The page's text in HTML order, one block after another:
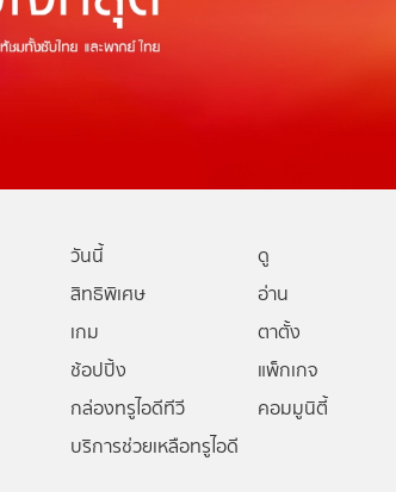
วันนี้
ดู
สิทธิพิเศษ
อ่าน
เกม
ตาตั้ง
ช้อปปิ้ง
แพ็กเกจ
กล่องทรูไอดีทีวี
คอมมูนิตี้
บริการช่วยเหลือทรูไอดี